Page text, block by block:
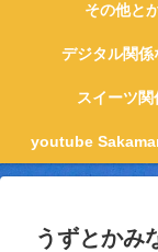
その他と
デジタル関係
スイーツ関
youtube
うずとかみ